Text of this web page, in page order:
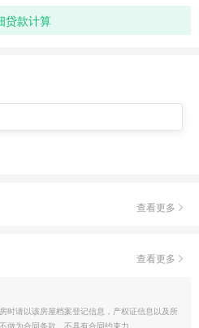
贷款计算
查看更多
查看更多
时请以该房屋档案登记信息，产权证信息以及所
为合同条款，不具有合同约束力。